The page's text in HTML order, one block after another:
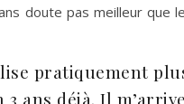
doute pas meilleur que
pratiquement
3 ans déjà. Il